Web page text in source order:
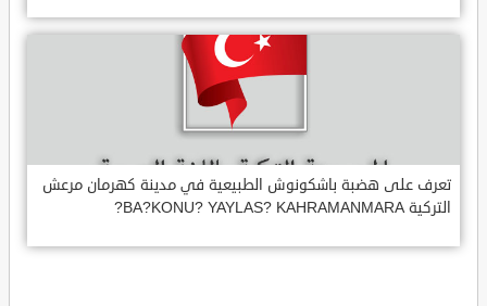
تعرف على هضبة باشكونوش الطبيعية في مدينة كهرمان مرعش
التركية BA?KONU? YAYLAS? KAHRAMANMARA?